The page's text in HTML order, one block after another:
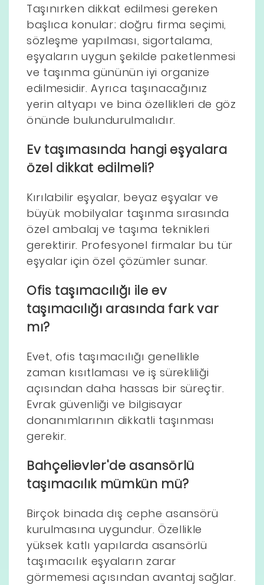
Taşınırken dikkat edilmesi gereken
başlıca konular; doğru firma seçimi,
sözleşme yapılması, sigortalama,
eşyaların uygun şekilde paketlenmesi
ve taşınma gününün iyi organize
edilmesidir. Ayrıca taşınacağınız
yerin altyapı ve bina özellikleri de göz
önünde bulundurulmalıdır.
Ev taşımasında hangi eşyalara
özel dikkat edilmeli?
Kırılabilir eşyalar, beyaz eşyalar ve
büyük mobilyalar taşınma sırasında
özel ambalaj ve taşıma teknikleri
gerektirir. Profesyonel firmalar bu tür
eşyalar için özel çözümler sunar.
Ofis taşımacılığı ile ev
taşımacılığı arasında fark var
mı?
Evet, ofis taşımacılığı genellikle
zaman kısıtlaması ve iş sürekliliği
açısından daha hassas bir süreçtir.
Evrak güvenliği ve bilgisayar
donanımlarının dikkatli taşınması
gerekir.
Bahçelievler'de asansörlü
taşımacılık mümkün mü?
Birçok binada dış cephe asansörü
kurulmasına uygundur. Özellikle
yüksek katlı yapılarda asansörlü
taşımacılık eşyaların zarar
görmemesi açısından avantaj sağlar.